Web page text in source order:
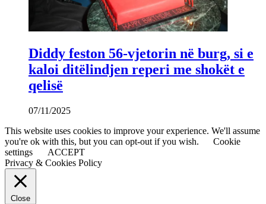
Diddy feston 56-vjetorin në burg, si e
kaloi ditëlindjen reperi me shokët e
qelisë
07/11/2025
This website uses cookies to improve your experience. We'll assume
you're ok with this, but you can opt-out if you wish.
Cookie
settings
ACCEPT
Privacy & Cookies Policy
Close